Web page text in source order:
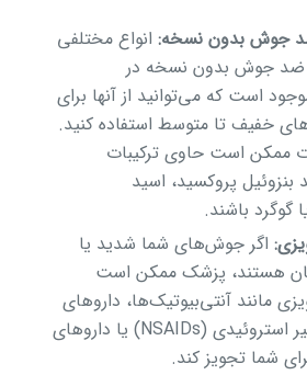
جوش بدون نسخه:انواع مختلفی
ضد جوش بدون نسخه در
است که می‌توانید از آنها برای
خفیف تا متوسط استفاده کنید.
ممکن است حاوی ترکیبات
بنزوئیل پروکسید، اسید
گوگرد باشند.
اگر جوش‌های شما شدید یا
هستند، پزشک ممکن است
مانند آنتی‌بیوتیک‌ها، داروهای
ضد التهاب غیر استروئیدی (NSAIDs) یا داروهای
شما تجویز کند.